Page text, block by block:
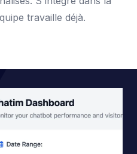
travaille déjà.